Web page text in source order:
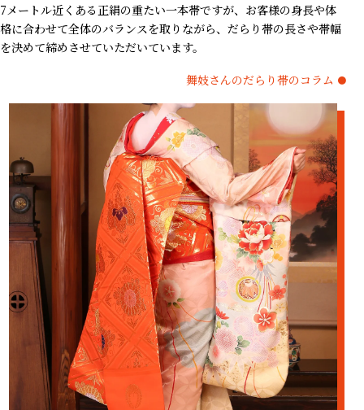
7メートル近くある正絹の重たい一本帯ですが、お客様の身長や体
格に合わせて全体のバランスを取りながら、だらり帯の長さや帯幅
を決めて締めさせていただいています。
舞妓さんのだらり帯のコラム